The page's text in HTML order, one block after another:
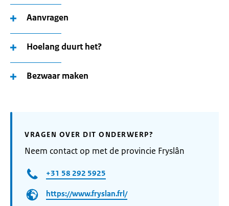
Aanvragen
Hoelang duurt het?
Bezwaar maken
VRAGEN OVER DIT ONDERWERP?
Neem contact op met de provincie Fryslân
+31 58 292 5925
https://www.fryslan.frl/